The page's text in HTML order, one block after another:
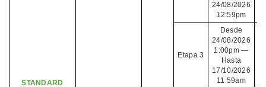
STANDARD
24/08/2026
12:59pm
Etapa 3
Desde
24/08/2026
1:00pm —
Hasta
17/10/2026
11:59am